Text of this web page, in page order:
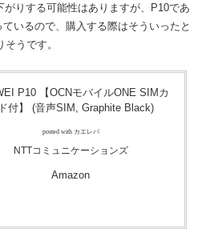
りする可能性はありますが、P10であ
いるので、購入する際はそういったと
うです。
P10 【OCNモバイルONE SIMカ
付】 (音声SIM, Graphite Black)
posted with カエレバ
NTTコミュニケーションズ
Amazon